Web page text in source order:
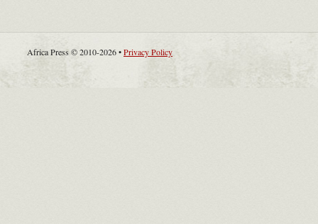
Africa Press © 2010-2026 •Privacy Policy